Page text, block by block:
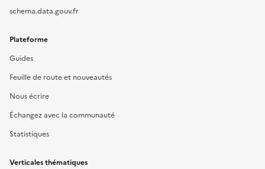
schema.data.gouv.fr
Plateforme
Guides
Feuille de route et nouveautés
Nous écrire
Échangez avec la communauté
Statistiques
Verticales thématiques